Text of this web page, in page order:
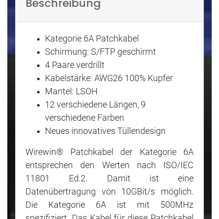
Beschreibung
Kategorie 6A Patchkabel
Schirmung: S/FTP geschirmt
4 Paare verdrillt
Kabelstärke: AWG26 100% Kupfer
Mantel: LSOH
12 verschiedene Längen, 9
verschiedene Farben
Neues innovatives Tüllendesign
Wirewin® Patchkabel der Kategorie 6A
entsprechen den Werten nach ISO/IEC
11801 Ed.2. Damit ist eine
Datenübertragung von 10GBit/s möglich.
Die Kategorie 6A ist mit 500MHz